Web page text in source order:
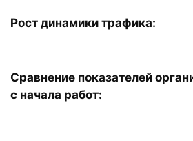
Рост динамики трафика:
Сравнение показателей
с начала работ: